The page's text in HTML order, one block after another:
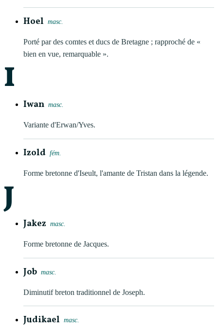
Hoel masc.
Porté par des comtes et ducs de Bretagne ; rapproché de «
bien en vue, remarquable ».
I
Iwan masc.
Variante d'Erwan/Yves.
Izold fém.
Forme bretonne d'Iseult, l'amante de Tristan dans la légende.
J
Jakez masc.
Forme bretonne de Jacques.
Job masc.
Diminutif breton traditionnel de Joseph.
Judikael masc.